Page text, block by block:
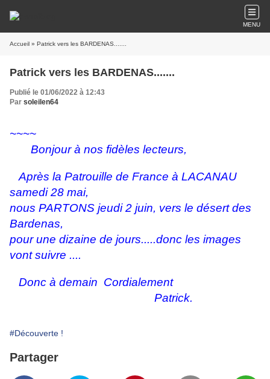
MENU
Accueil » Patrick vers les BARDENAS.......
Patrick vers les BARDENAS.......
Publié le 01/06/2022 à 12:43
Par soleilen64
~~~~
Bonjour à nos fidèles lecteurs,
Après la Patrouille de France à LACANAU
samedi 28 mai,
nous PARTONS jeudi 2 juin, vers le désert des
Bardenas,
pour une dizaine de jours.....donc les images
vont suivre ....
Donc à demain Cordialement
Patrick.
#Découverte !
Partager